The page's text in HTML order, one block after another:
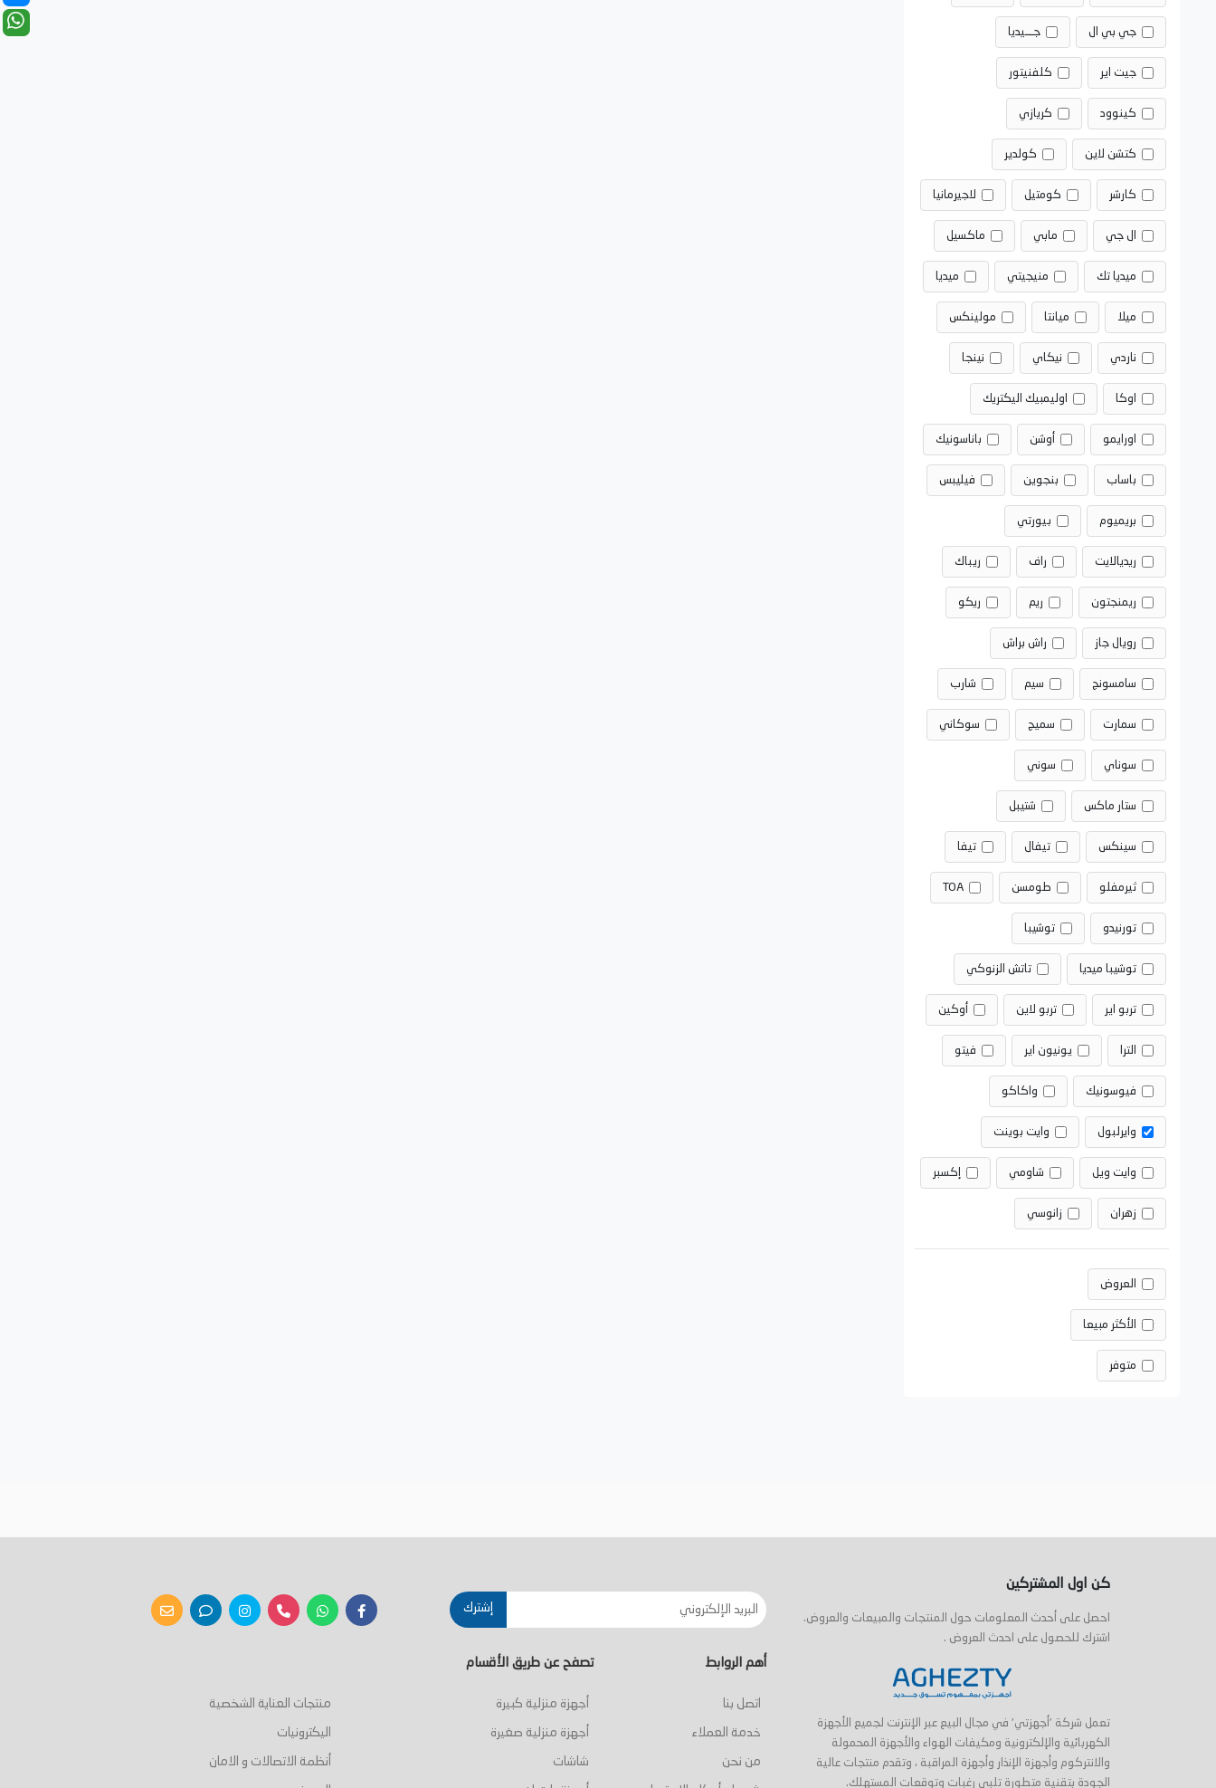
جي بي ال جـــيديا
جيت اير كلفنيتور
كينوود كريازي
كتشن لاين كولدير
كارشر كومتيل لاجيرمانيا
ال جي مابي ماكسيل
ميديا تك منيجيتي ميديا
ميلا ميانتا مولينكس
ناردي نيكاي نينجا
اوكا اوليمبيك اليكتريك
اورايمو أوشن باناسونيك
باساب بنجوين فيليبس
بريميوم بيورتي
ريديالايت راف ريباك
ريمنجتون ريم ريكو
رويال جاز راش براش
سامسونج سيم شارب
سمارت سميج سوكاني
سوناي سوني
ستار ماكس شتيبل
سينكس تيفال تيفا
ثيرمفلو طومسن TOA
تورنيدو توشيبا
توشيبا ميديا تاتش الزنوكي
تربو اير تربو لاين أوكين
الترا يونيون اير فيتو
فيوسونيك واكاكو
وايرلبول وايت بوينت
وايت ويل شاومي إكسبر
زهران زانوسي
العروض
الأكثر مبيعا
متوفر
كن اول المشتركين
احصل على أحدث المعلومات حول المنتجات والمبيعات والعروض.
اشترك للحصول على احدث العروض .
إشترك
تعمل شركة 'أجهزتي' في مجال البيع عبر الإنترنت لجميع الأجهزة
الكهربائية والإلكترونية ومكيفات الهواء والأجهزة المحمولة
والانتركوم وأجهزة الإنذار وأجهزة المراقبة ، وتقدم منتجات عالية
الجودة بتقنية متطورة تلبي رغبات وتوقعات المستهلك.
أهم الروابط
اتصل بنا
خدمة العملاء
من نحن
تصفح عن طريق الأقسام
أجهزة منزلية كبيرة
أجهزة منزلية صغيرة
شاشات
منتجات العناية الشخصية
اليكترونيات
أنظمة الاتصالات و الامان